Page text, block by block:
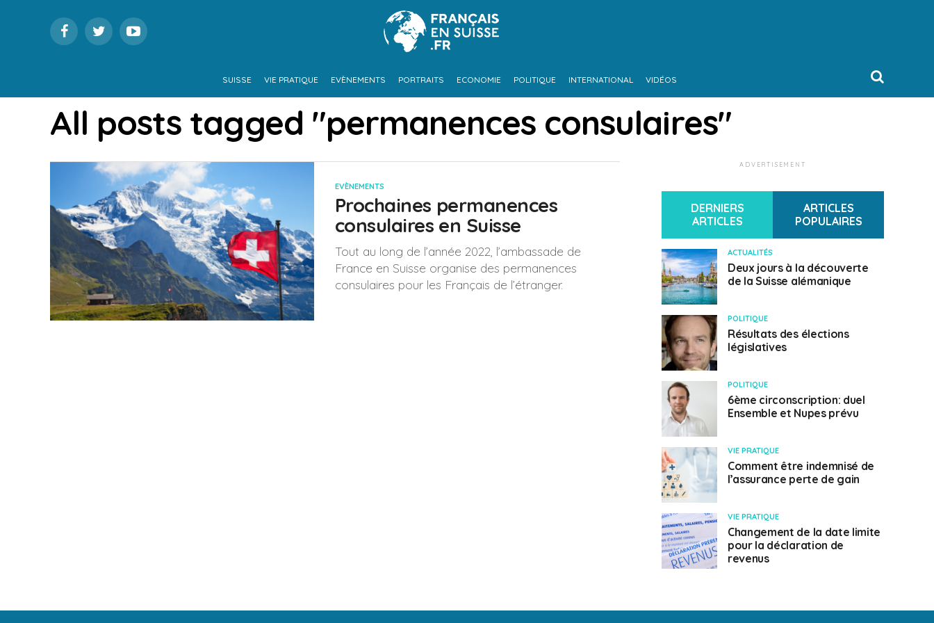
SUISSE VIE PRATIQUE EVÈNEMENTS PORTRAITS ECONOMIE POLITIQUE INTERNATIONAL VIDÉOS
All posts tagged "permanences consulaires"
EVÈNEMENTS
Prochaines permanences
consulaires en Suisse
Tout au long de l’année 2022, l’ambassade de
France en Suisse organise des permanences
consulaires pour les Français de l’étranger.
ADVERTISEMENT
DERNIERS
ARTICLES
ARTICLES
POPULAIRES
ACTUALITÉS
Deux jours à la découverte
de la Suisse alémanique
POLITIQUE
Résultats des élections
législatives
POLITIQUE
6ème circonscription: duel
Ensemble et Nupes prévu
VIE PRATIQUE
Comment être indemnisé de
l’assurance perte de gain
VIE PRATIQUE
Changement de la date limite
pour la déclaration de
revenus